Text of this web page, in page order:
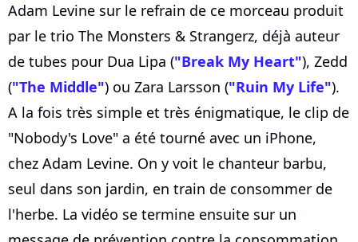
Adam Levine sur le refrain de ce morceau produit
par le trio The Monsters & Strangerz, déjà auteur
de tubes pour Dua Lipa ("Break My Heart"), Zedd
("The Middle") ou Zara Larsson ("Ruin My Life").
A la fois très simple et très énigmatique, le clip de
"Nobody's Love" a été tourné avec un iPhone,
chez Adam Levine. On y voit le chanteur barbu,
seul dans son jardin, en train de consommer de
l'herbe. La vidéo se termine ensuite sur un